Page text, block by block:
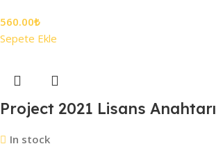
560.00₺
Sepete Ekle
Project 2021 Lisans Anahtarı
In stock